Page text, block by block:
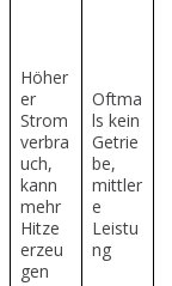
Höher
er
Strom
verbra
uch,
kann
mehr
Hitze
erzeu
gen
Oftma
ls kein
Getrie
be,
mittler
e
Leistu
ng